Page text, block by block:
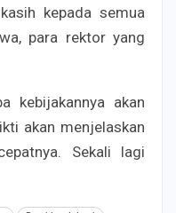
kepada semua
para rektor yang
kebijakannya akan
akan menjelaskan
Sekali lagi